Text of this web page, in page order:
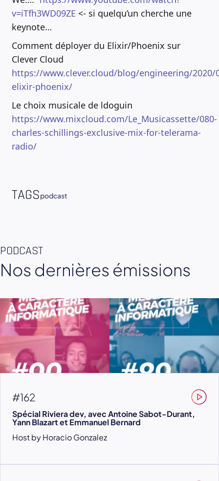
v=iTfh3WD09ZE <- si quelqu’un cherche une
keynote…
Comment déployer du Elixir/Phoenix sur
Clever Cloud
https://www.clever.cloud/blog/engineering/2020/
elixir-phoenix/
Le choix musicale de ldoguin
https://www.mixcloud.com/Le_Musicassette/080-
charles-schillings-exclusive-mix-for-telerama-
radio/
TAGSpodcast
PODCAST
Nos dernières émissions
#162
Spécial Riviera dev, avec Antoine Sabot-Durant,
Yann Blazart et Emmanuel Bernard
Host by Horacio Gonzalez